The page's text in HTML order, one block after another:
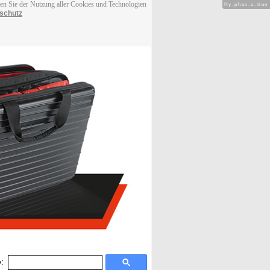
Sie der Nutzung aller Cookies und Technologien
Hy-phen-a-tion